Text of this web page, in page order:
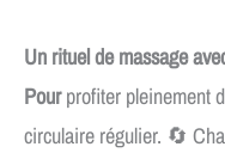
Un rituel de massage
Pourprofiter pleinement
circulaire régulier. 🔄